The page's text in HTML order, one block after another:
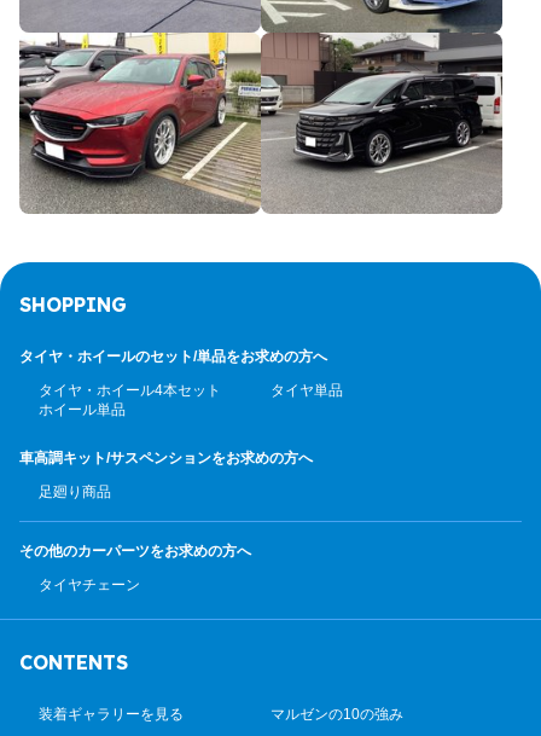
SHOPPING
タイヤ・ホイールのセット/単品をお求めの方へ
タイヤ・ホイール4本セット
タイヤ単品
ホイール単品
車高調キット/サスペンションをお求めの方へ
足廻り商品
その他のカーパーツをお求めの方へ
タイヤチェーン
CONTENTS
装着ギャラリーを見る マルゼンの10の強み